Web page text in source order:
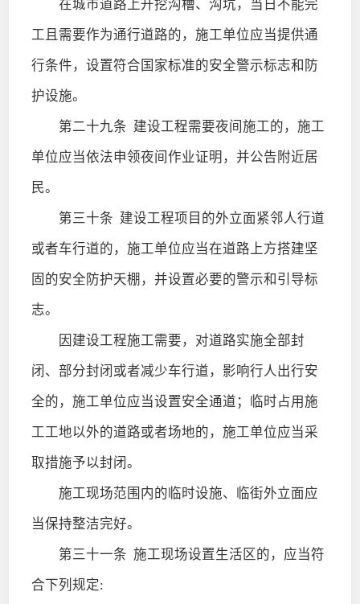
在城市道路上开挖沟槽、沟坑，当日不能完
工且需要作为通行道路的，施工单位应当提供通
行条件，设置符合国家标准的安全警示标志和防
护设施。
第二十九条 建设工程需要夜间施工的，施工
单位应当依法申领夜间作业证明，并公告附近居
民。
第三十条 建设工程项目的外立面紧邻人行道
或者车行道的，施工单位应当在道路上方搭建坚
固的安全防护天棚，并设置必要的警示和引导标
志。
因建设工程施工需要，对道路实施全部封
闭、部分封闭或者减少车行道，影响行人出行安
全的，施工单位应当设置安全通道；临时占用施
工工地以外的道路或者场地的，施工单位应当采
取措施予以封闭。
施工现场范围内的临时设施、临街外立面应
当保持整洁完好。
第三十一条 施工现场设置生活区的，应当符
合下列规定: